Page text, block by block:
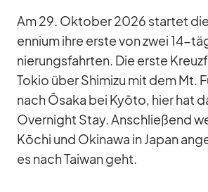
Am 29. Ok­to­ber 2026 star­tet
en­nium ihre erste von zwei 14-
nie­rungs­fahr­ten. Die erste
To­kio über Shi­mizu mit dem Mt.
nach Ōsaka bei Kyōto, hier hat
Over­night Stay. An­schlie­ßend
Kōchi und Oki­nawa in Ja­pan
es nach Tai­wan geht.